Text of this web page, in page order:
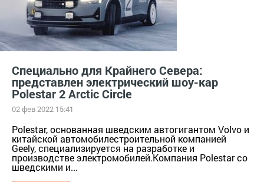
Специально для Крайнего Севера:
представлен электрический шоу-кар
Polestar 2 Arctic Circle
02 фев 2022 15:41
Polestar, основанная шведским автогигантом Volvo и
китайской автомобилестроительной компанией
Geely, специализируется на разработке и
производстве электромобилей.Компания Polestar со
шведскими и...